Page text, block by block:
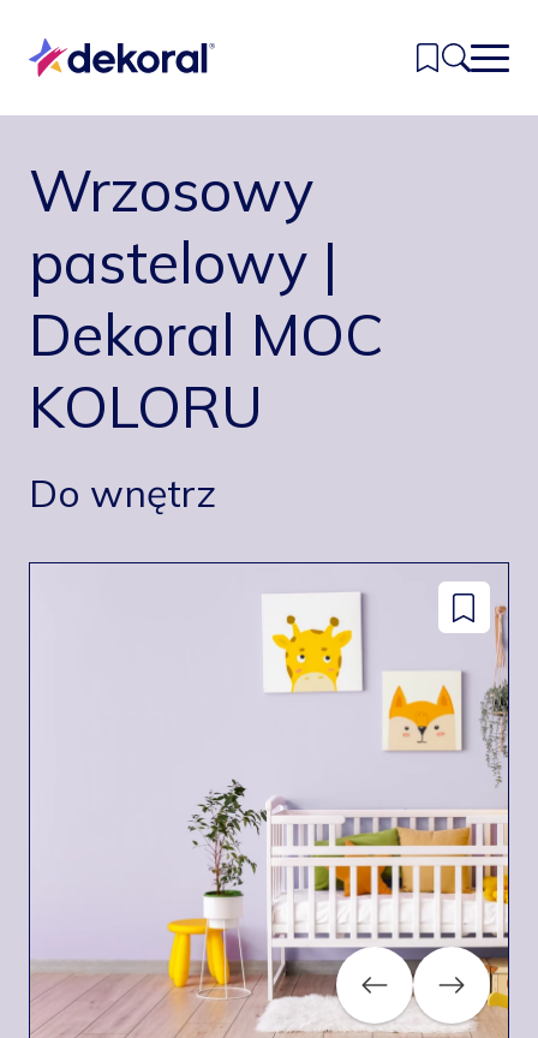
głównej
treści
Inspiracje
Kolory
Produkty
Znajdź sklep
Kontakt
facebookinstagram
pinterestyoutube
Wrzosowy
pastelowy |
Dekoral MOC
KOLORU
Do wnętrz
Dodaj
do
Previous Next